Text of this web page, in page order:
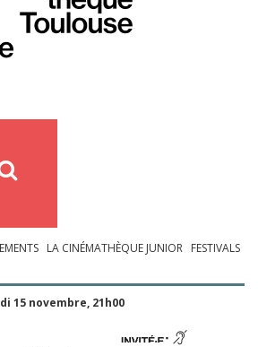
LA CINÉMATHÈQUE JUNIOR FESTIVALS
15 novembre, 21h00